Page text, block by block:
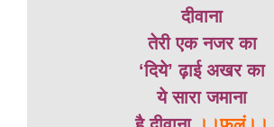
दीवाना
तेरी एक नजर का
‘दिये’ ढ़ाई अखर का
ये सारा जमाना